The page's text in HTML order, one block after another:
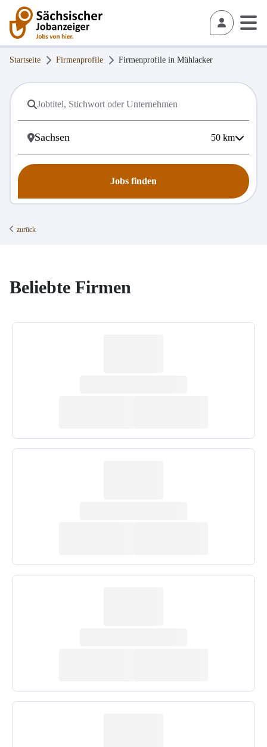
Startseite Firmenprofile Firmenprofile in Mühlacker
50 km
Jobs finden
zurück
Beliebte Firmen